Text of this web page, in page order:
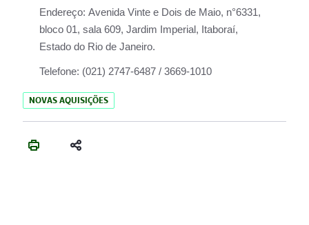
Endereço: Avenida Vinte e Dois de Maio, n°6331,
bloco 01, sala 609, Jardim Imperial, Itaboraí,
Estado do Rio de Janeiro.
Telefone: (021) 2747-6487 / 3669-1010
NOVAS AQUISIÇÕES